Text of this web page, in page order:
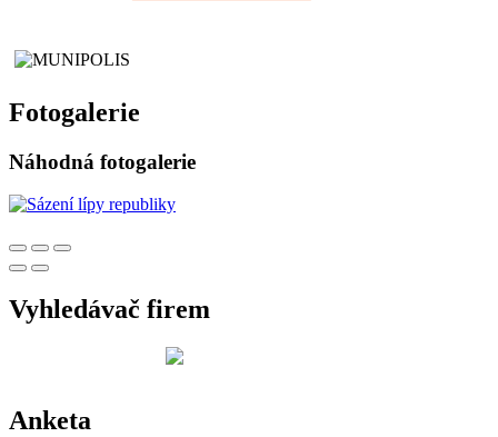
Fotogalerie
Náhodná fotogalerie
Vyhledávač firem
Anketa